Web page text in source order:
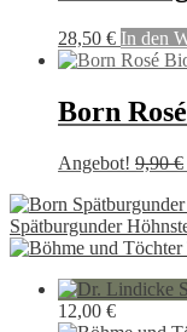
28,50 € In den
Born
Angebot! 9,90€
Spätburgunder
12,00 €